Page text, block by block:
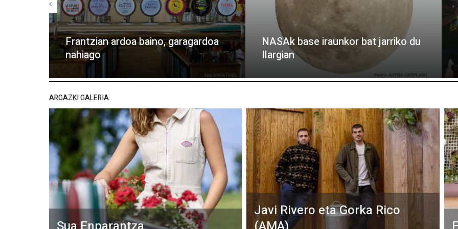
Frantzian ardoa baino, garagardoa
nahiago
NASAk base iraunkor bat jarriko du
Ilargian
ARGAZKI GALERIA
Javi Rivero eta Gorka Rico